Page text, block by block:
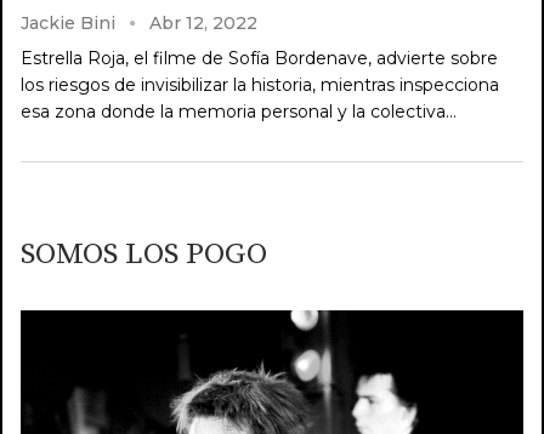
Jackie Bini
Abr 12, 2022
Estrella Roja, el filme de Sofía Bordenave, advierte sobre
los riesgos de invisibilizar la historia, mientras inspecciona
esa zona donde la memoria personal y la colectiva…
SOMOS LOS POGO